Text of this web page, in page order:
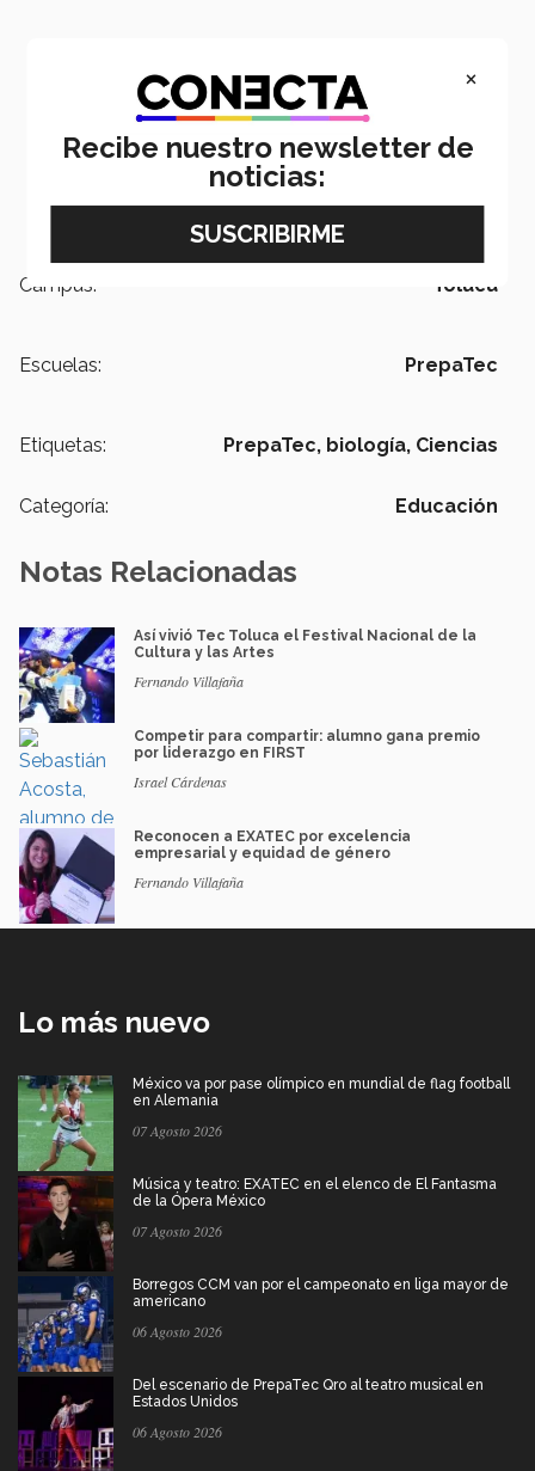
Campus: Toluca
Escuelas: PrepaTec
Etiquetas: PrepaTec, biología, Ciencias
Categoría: Educación
Notas Relacionadas
Así vivió Tec Toluca el Festival Nacional de la
Cultura y las Artes
Fernando Villafaña
Competir para compartir: alumno gana premio
por liderazgo en FIRST
Israel Cárdenas
Reconocen a EXATEC por excelencia
empresarial y equidad de género
Fernando Villafaña
Lo más nuevo
México va por pase olímpico en mundial de flag football
en Alemania
07 Agosto 2026
Música y teatro: EXATEC en el elenco de El Fantasma
de la Ópera México
07 Agosto 2026
Borregos CCM van por el campeonato en liga mayor de
americano
06 Agosto 2026
Del escenario de PrepaTec Qro al teatro musical en
Estados Unidos
06 Agosto 2026
×
Recibe nuestro newsletter de
noticias: